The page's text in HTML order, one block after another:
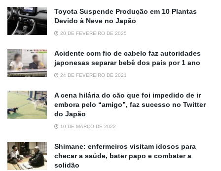
Toyota Suspende Produção em 10 Plantas
Devido à Neve no Japão
20 DE FEVEREIRO DE 2025
Acidente com fio de cabelo faz autoridades
japonesas separar bebê dos pais por 1 ano
24 DE FEVEREIRO DE 2021
A cena hilária do cão que foi impedido de ir
embora pelo “amigo”, faz sucesso no Twitter
do Japão
10 DE MARÇO DE 2022
Shimane: enfermeiros visitam idosos para
checar a saúde, bater papo e combater a
solidão